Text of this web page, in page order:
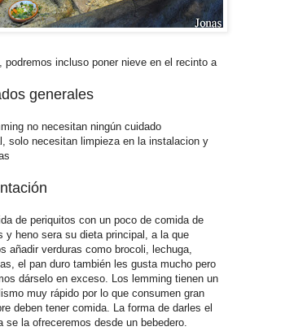
incluso poner nieve en el recinto a
generales
no necesitan ningún cuidado
solo necesitan limpieza en la instalacion y
de periquitos con un poco de comida de
y heno sera su dieta principal, a la que
añadir verduras como brocoli, lechuga,
el pan duro también les gusta mucho pero
dárselo en exceso. Los lemming tienen un
muy rápido por lo que consumen gran
deben tener comida. La forma de darles el
la ofreceremos desde un bebedero.